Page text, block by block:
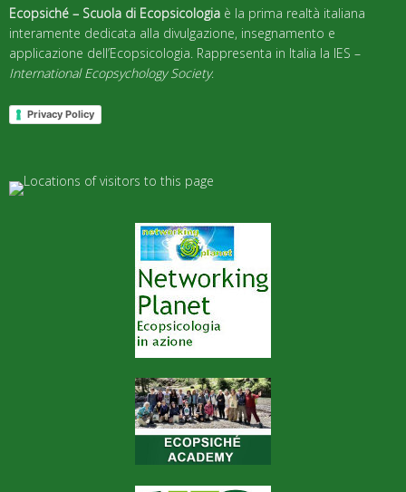
Ecopsiché – Scuola di Ecopsicologia è la prima realtà italiana
interamente dedicata alla divulgazione, insegnamento e
applicazione dell’Ecopsicologia. Rappresenta in Italia la IES –
International Ecopsychology Society.
Privacy Policy